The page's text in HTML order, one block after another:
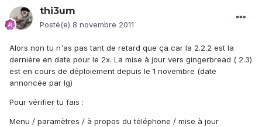
thi3um
Posté(e) 8 novembre 2011
Alors non tu n'as pas tant de retard que ça car la 2.2.2 est la
dernière en date pour le 2x. La mise à jour vers gingerbread ( 2.3)
est en cours de déploiement depuis le 1 novembre (date
annoncée par lg)
Pour vérifier tu fais :
Menu / paramètres / à propos du téléphone / mise à jour